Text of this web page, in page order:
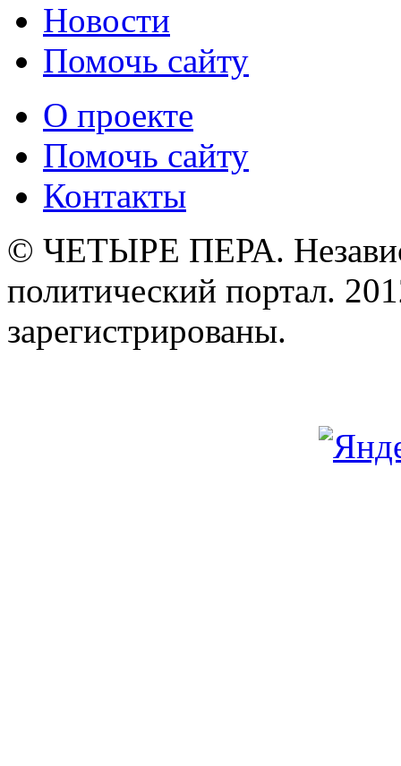
Новости
Помочь сайту
О проекте
Помочь сайту
Контакты
© ЧЕТЫРЕ ПЕРА.
политический портал.
зарегистрированы.